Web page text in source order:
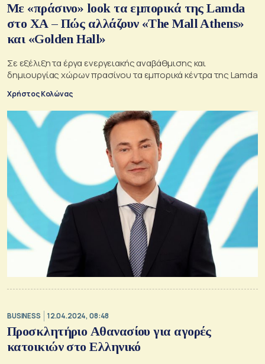
Με «πράσινο» look τα εμπορικά της Lamda
στο ΧΑ – Πώς αλλάζουν «The Mall Athens»
και «Golden Hall»
Σε εξέλιξη τα έργα ενεργειακής αναβάθμισης και
δημιουργίας χώρων πρασίνου τα εμπορικά κέντρα της Lamda
Χρήστος Κολώνας
BUSINESS 12.04.2024, 08:48
Προσκλητήριο Αθανασίου για αγορές
κατοικιών στο Ελληνικό